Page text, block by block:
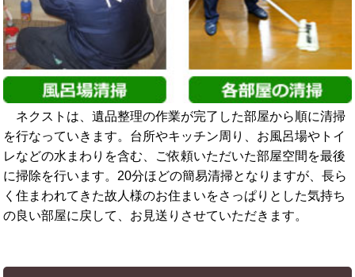
ネクストは、遺品整理の作業が完了した部屋から順に清掃
を行なっていきます。台所やキッチン周り、お風呂場やトイ
レなどの水まわりを含む、ご依頼いただいた部屋空間を最後
に掃除を行います。20分ほどの簡易清掃となりますが、長ら
く住まわれてきた故人様のお住まいをさっぱりとした気持ち
の良い部屋に戻して、お見送りさせていただきます。